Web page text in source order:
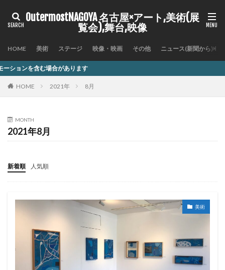
OutermostNAGOYA 名古屋×アート,美術(展
覧会),舞台,映像
HOME 美術 ステージ 映像・映画 その他 ニュース(新聞から)
ます
HOME 2021年 8月
MONTH
2021年8月
新着順 人気順
美術